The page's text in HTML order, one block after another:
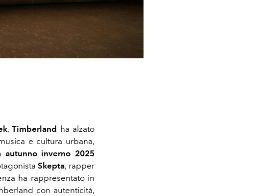
, Timberland ha alzato
e cultura urbana,
autunno inverno 2025
Skepta, rapper
ha rappresentato in
con autenticità,